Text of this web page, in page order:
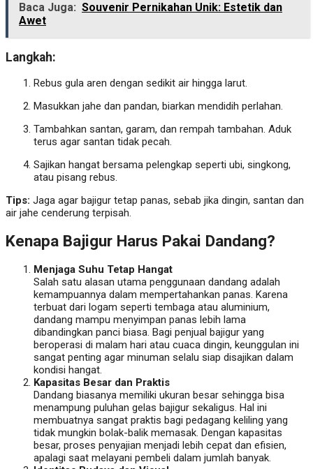
Baca Juga: Souvenir Pernikahan Unik: Estetik dan
Awet
Langkah:
Rebus gula aren dengan sedikit air hingga larut.
Masukkan jahe dan pandan, biarkan mendidih perlahan.
Tambahkan santan, garam, dan rempah tambahan. Aduk
terus agar santan tidak pecah.
Sajikan hangat bersama pelengkap seperti ubi, singkong,
atau pisang rebus.
Tips: Jaga agar bajigur tetap panas, sebab jika dingin, santan dan
air jahe cenderung terpisah.
Kenapa Bajigur Harus Pakai Dandang?
Menjaga Suhu Tetap Hangat
Salah satu alasan utama penggunaan dandang adalah
kemampuannya dalam mempertahankan panas. Karena
terbuat dari logam seperti tembaga atau aluminium,
dandang mampu menyimpan panas lebih lama
dibandingkan panci biasa. Bagi penjual bajigur yang
beroperasi di malam hari atau cuaca dingin, keunggulan ini
sangat penting agar minuman selalu siap disajikan dalam
kondisi hangat.
Kapasitas Besar dan Praktis
Dandang biasanya memiliki ukuran besar sehingga bisa
menampung puluhan gelas bajigur sekaligus. Hal ini
membuatnya sangat praktis bagi pedagang keliling yang
tidak mungkin bolak-balik memasak. Dengan kapasitas
besar, proses penyajian menjadi lebih cepat dan efisien,
apalagi saat melayani pembeli dalam jumlah banyak.